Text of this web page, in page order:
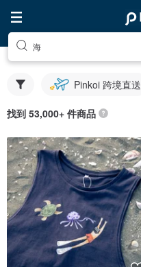
海
Pinkoi 跨境直送
找到 53,000+ 件商品